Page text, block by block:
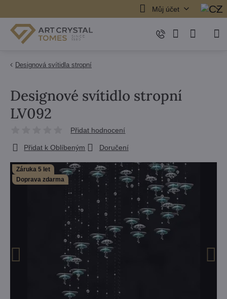
Můj účet
Designová svítidla stropní
Záruka 5 let
Doprava zdarma
Designové svítidlo stropní
LV092
Přidat hodnocení
Přidat k Oblíbeným Doručení